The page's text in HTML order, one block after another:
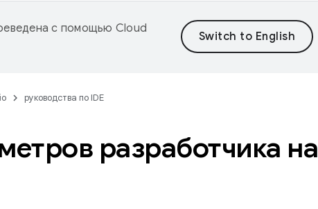
с помощью Cloud
руководства по IDE
разработчика на